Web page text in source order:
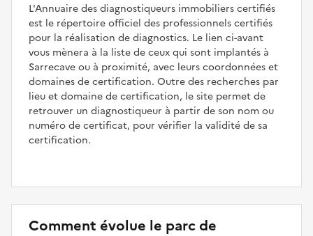
L'Annuaire des diagnostiqueurs immobiliers certifiés
est le répertoire officiel des professionnels certifiés
pour la réalisation de diagnostics. Le lien ci-avant
vous mènera à la liste de ceux qui sont implantés à
Sarrecave ou à proximité, avec leurs coordonnées et
domaines de certification. Outre des recherches par
lieu et domaine de certification, le site permet de
retrouver un diagnostiqueur à partir de son nom ou
numéro de certificat, pour vérifier la validité de sa
certification.
Comment évolue le parc de